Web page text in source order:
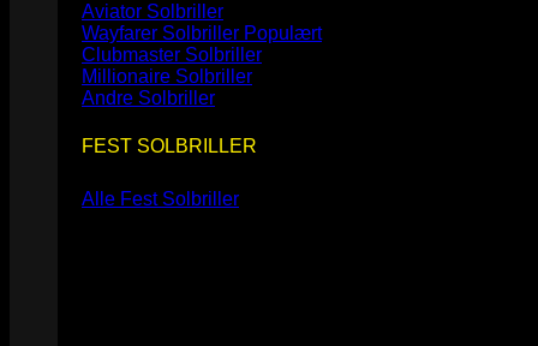
Aviator Solbriller
Wayfarer Solbriller
Clubmaster Solbriller
Millionaire Solbriller
Andre Solbriller
FEST SOLBRILLER
Alle Fest Solbriller